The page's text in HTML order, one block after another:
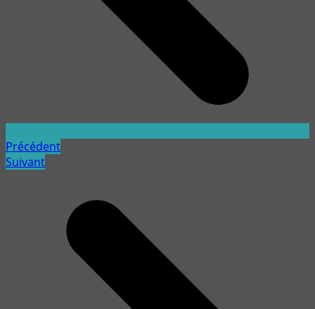
Précédent
Suivant